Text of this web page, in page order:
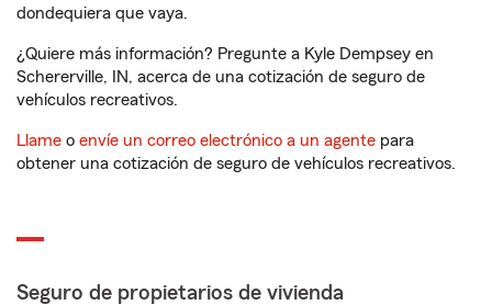
dondequiera que vaya.
¿Quiere más información? Pregunte a Kyle Dempsey en
Schererville, IN, acerca de una cotización de seguro de
vehículos recreativos.
Llame o envíe un correo electrónico a un agente para
obtener una cotización de seguro de vehículos recreativos.
Seguro de propietarios de vivienda